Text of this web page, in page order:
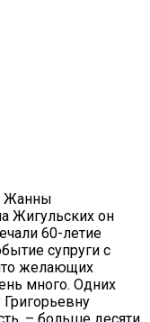
Жанны
Жигульских он
60-летие
супруги с
желающих
много. Одних